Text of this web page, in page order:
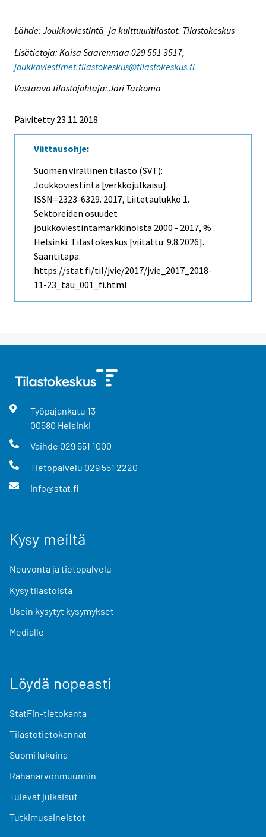
Lähde: Joukkoviestintä- ja kulttuuritilastot. Tilastokeskus
Lisätietoja: Kaisa Saarenmaa 029 551 3517,
joukkoviestimet.tilastokeskus@tilastokeskus.fi
Vastaava tilastojohtaja: Jari Tarkoma
Päivitetty 23.11.2018
Viittausohje:
Suomen virallinen tilasto (SVT):
Joukkoviestintä [verkkojulkaisu].
ISSN=2323-6329. 2017, Liitetaulukko 1.
Sektoreiden osuudet
joukkoviestintämarkkinoista 2000 - 2017, % .
Helsinki: Tilastokeskus [viitattu: 9.8.2026].
Saantitapa:
https://stat.fi/til/jvie/2017/jvie_2017_2018-
11-23_tau_001_fi.html
Työpajankatu 13
00580 Helsinki
Vaihde 029 551 1000
Tietopalvelu 029 551 2220
info@stat.fi
Kysy meiltä
Neuvonta ja tietopalvelu
Kysy tilastoista
Usein kysytyt kysymykset
Medialle
Löydä nopeasti
StatFin-tietokanta
Tilastotietokannat
Suomi lukuina
Rahanarvonmuunnin
Tulevat julkaisut
Tutkimusaineistot